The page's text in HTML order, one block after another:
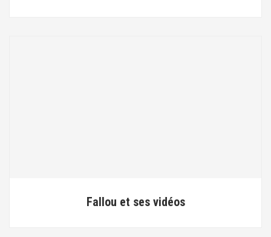
Fallou et ses vidéos